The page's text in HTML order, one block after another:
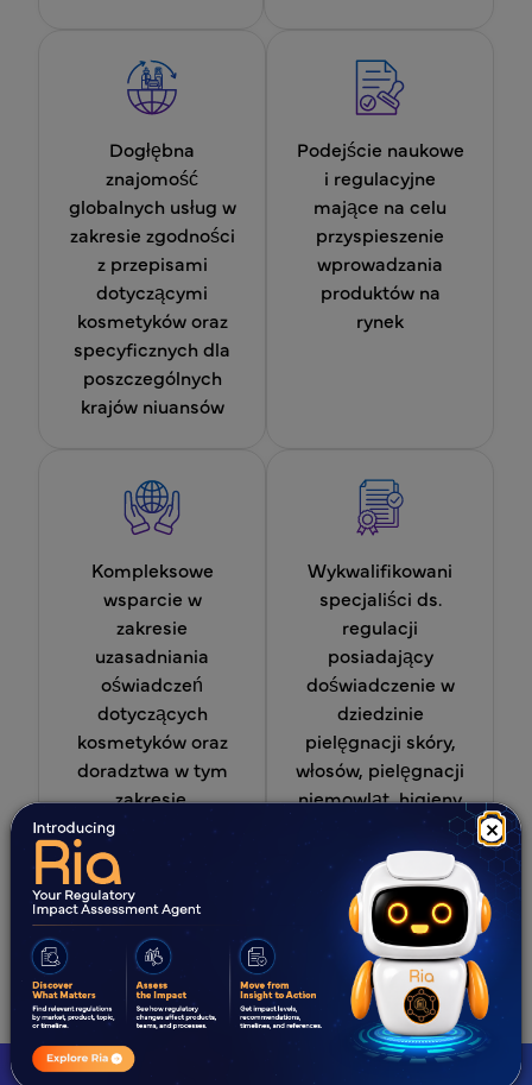
×
Dogłębna
znajomość
globalnych usług w
zakresie zgodności
z przepisami
dotyczącymi
kosmetyków oraz
specyficznych dla
poszczególnych
krajów niuansów
Podejście naukowe
i regulacyjne
mające na celu
przyspieszenie
wprowadzania
produktów na
rynek
Kompleksowe
wsparcie w
zakresie
uzasadniania
oświadczeń
dotyczących
kosmetyków oraz
doradztwa w tym
zakresie.
Wykwalifikowani
specjaliści ds.
regulacji
posiadający
doświadczenie w
dziedzinie
pielęgnacji skóry,
włosów, pielęgnacji
niemowląt, higieny
jamy ustnej oraz
innych kategorii
kosmetycznych